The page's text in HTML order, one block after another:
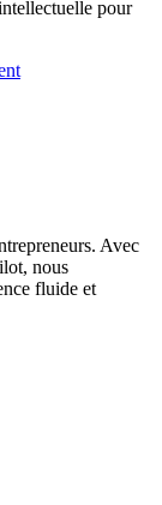
pour
Avec
nous
fluide et